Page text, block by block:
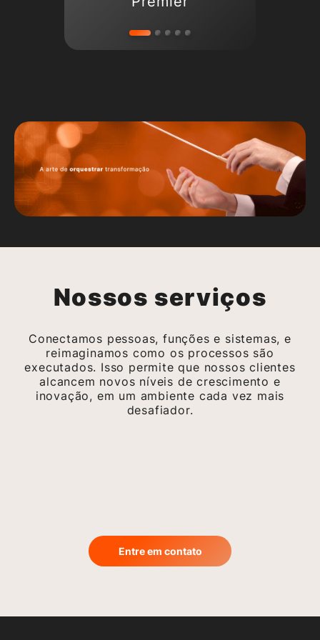
Nossos serviços
Conectamos pessoas, funções e sistemas, e
reimaginamos como os processos são
executados. Isso permite que nossos clientes
alcancem novos níveis de crescimento e
inovação, em um ambiente cada vez mais
desafiador.
Entre em contato